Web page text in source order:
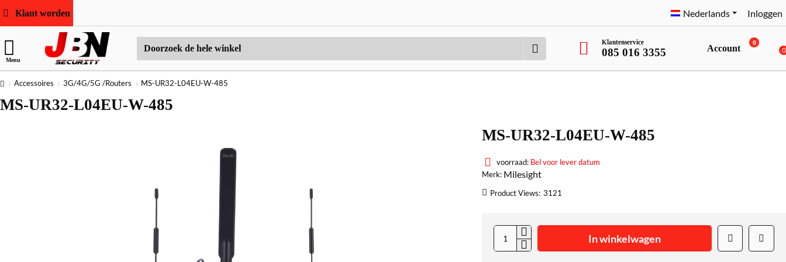
Klant worden Nederlands Inloggen
Menu
Doorzoek
hele
Klantenservice
085 016 3355 Account
0
0
home
Accessoires 3G/4G/5G /Routers MS-UR32-L04EU-W-485
MS-UR32-L04EU-W-485
MS-UR32-L04EU-W-485
voorraad: Bel voor lever datum
Merk: Milesight
Product Views: 3121
In winkelwagen